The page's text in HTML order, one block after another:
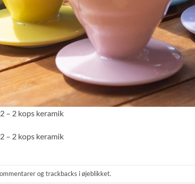
– 2 kops keramik
– 2 kops keramik
og trackbacks i øjeblikket.